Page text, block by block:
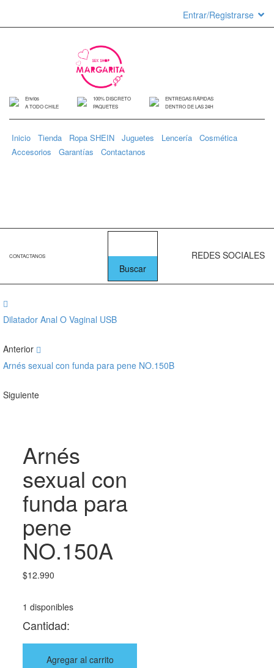
Entrar/Registrarse
Envíos
A TODO CHILE
100% DISCRETO
PAQUETES
ENTREGAS RÁPIDAS
DENTRO DE LAS 24H
Inicio Tienda Ropa SHEIN Juguetes Lencería
Cosmética
Accesorios
Garantías Contactanos
CONTACTANOS REDES SOCIALES
Dilatador Anal O Vaginal USB
Anterior
Arnés sexual con funda para pene NO.150B
Siguiente
Arnés
sexual con
funda para
pene
NO.150A
$12.990
1 disponibles
Cantidad:
Agregar al carrito